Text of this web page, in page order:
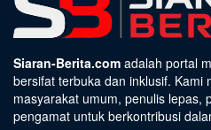
Siaran-Berita.com adalah portal
bersifat terbuka dan inklusif. Kami
masyarakat umum, penulis lepas,
pengamat untuk berkontribusi